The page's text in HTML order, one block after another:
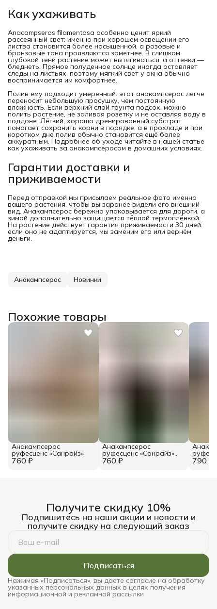
Как ухаживать
Anacampseros filamentosа особенно ценит яркий
рассеянный свет: именно при хорошем освещении его
листва становится более насыщенной, а розовые и
бронзовые тона проявляются заметнее. В слишком
глубокой тени растение может вытягиваться, а оттенки —
бледнеть. Прямое полуденное солнце иногда оставляет
следы на листьях, поэтому мягкий свет у окна обычно
воспринимается им комфортнее.
Полив ему подходит умеренный: этот анакампсерос легче
переносит небольшую просушку, чем постоянную
влажность. Если верхний слой грунта подсох, можно
полить растение, не заливая розетку и не оставляя воду в
поддоне. Лёгкий, хорошо дренированный субстрат
помогает сохранить корни в порядке, а в прохладе и при
коротком дне полив обычно становится ещё более
аккуратным. Подробнее об уходе читайте в нашей статье
как ухаживать за анакампсеросом в домашних условиях.
Гарантии доставки и
приживаемости
Перед отправкой мы присылаем реальное фото именно
вашего растения, чтобы вы заранее видели его внешний
вид. Анакампсерос бережно упаковывается для дороги, а
зимой дополнительно защищается тёплой термоплёнкой.
На растение действует гарантия приживаемости 30 дней:
если оно не адаптируется, мы заменим его или вернём
деньги.
Анакампсерос Новинки
Похожие товары
760 ₽
Анакампсерос
руфесценс «Санрайз»
760 ₽
Анакампсерос
руфесценс «Санрайз»
рубра 790 ₽
Получите скидку 10%
Подпишитесь на наши акции и новости и
получите скидку на следующий заказ
Подписаться
Нажимая «Подписаться», вы даете согласие на обработку
указанных персональных данных в целях получения
информационной и рекламной рассылки